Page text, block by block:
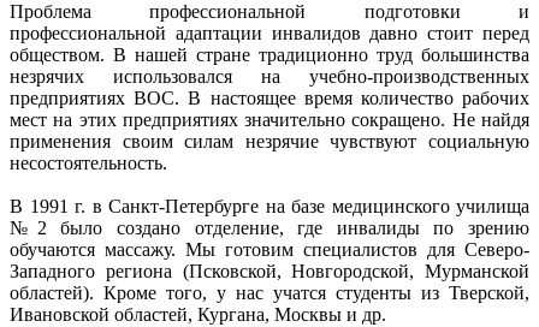
Проблема профессиональной подготовки и
профессиональной адаптации инвалидов давно стоит перед
обществом. В нашей стране традиционно труд большинства
незрячих использовался на учебно-производственных
предприятиях ВОС. В настоящее время количество рабочих
мест на этих предприятиях значительно сокращено. Не найдя
применения своим силам незрячие чувствуют социальную
несостоятельность.
В 1991 г. в Санкт-Петербурге на базе медицинского училища
№2 было создано отделение, где инвалиды по зрению
обучаются массажу. Мы готовим специалистов для Северо-
Западного региона (Псковской, Новгородской, Мурманской
областей). Кроме того, у нас учатся студенты из Тверской,
Ивановской областей, Кургана, Москвы и др.